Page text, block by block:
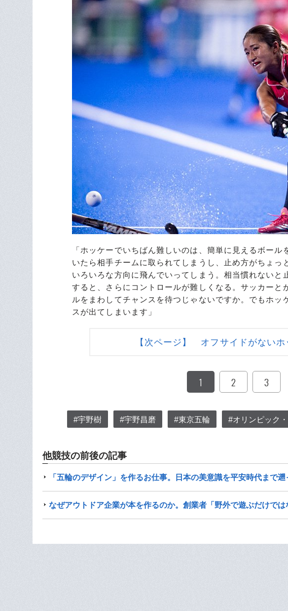
「ホッケーでいちばん難しいのは、簡単に見えるボー
いたら相手チームに取られてしまうし、止め方がちょっ
いろいろな方向に飛んでいってしまう。相当慣れないと
すると、さらにコントロールが難しくなる。サッカーと
ルをまわしてチャンスを待つじゃないですか。でもホッ
スが出てしまいます」
【次ページ】 オフサイドがないホ
1 2 3
#宇野樹 #宇野昌磨 #東京五輪 #オリンピック
他競技の前後の記事
「五輪のデザイン」を作るお仕事。日本の美意識を平安時代まで遡
なぜアウトドア企業が本を作るのか。創業者「野外で遊ぶだけでは